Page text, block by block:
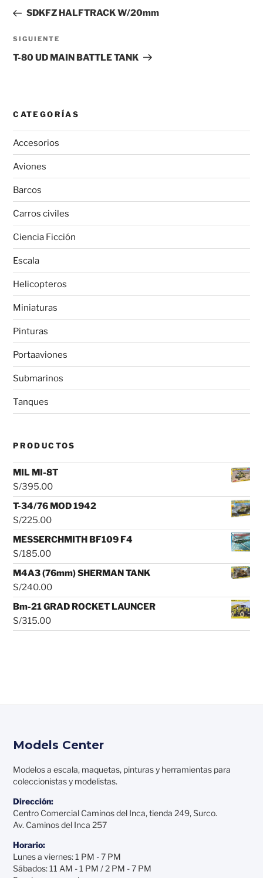
entradas
anterior:
SDKFZ HALFTRACK W/20mm
Siguiente
entrada
SIGUIENTE
T-80 UD MAIN BATTLE TANK
CATEGORÍAS
Accesorios
Aviones
Barcos
Carros civiles
Ciencia Ficción
Escala
Helicopteros
Miniaturas
Pinturas
Portaaviones
Submarinos
Tanques
PRODUCTOS
MIL MI-8T
S/395.00
T-34/76 MOD 1942
S/225.00
MESSERCHMITH BF109 F4
S/185.00
M4A3 (76mm) SHERMAN TANK
S/240.00
Bm-21 GRAD ROCKET LAUNCER
S/315.00
Models Center
Modelos a escala, maquetas, pinturas y herramientas para
coleccionistas y modelistas.
Dirección:
Centro Comercial Caminos del Inca, tienda 249, Surco.
Av. Caminos del Inca 257
Horario:
Lunes a viernes: 1 PM - 7 PM
Sábados: 11 AM - 1 PM / 2 PM - 7 PM